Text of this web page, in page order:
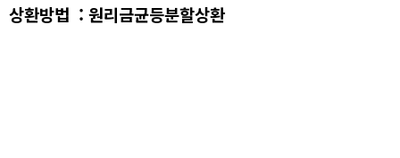
상환방법 : 원리금균등분할상환